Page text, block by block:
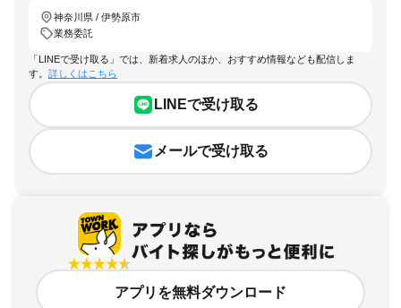
神奈川県 / 伊勢原市
業務委託
「LINEで受け取る」では、新着求人のほか、おすすめ情報なども配信しま
す。 詳しくはこちら
LINEで受け取る
メールで受け取る
アプリを無料ダウンロード